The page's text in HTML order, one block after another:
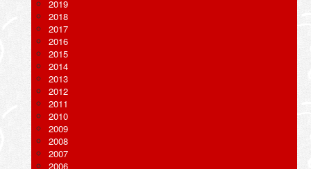
2019
2018
2017
2016
2015
2014
2013
2012
2011
2010
2009
2008
2007
2006